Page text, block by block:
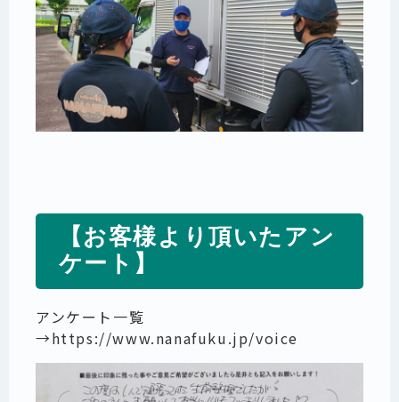
【お客様より頂いたアン
ケート】
アンケート一覧
→https://www.nanafuku.jp/voice